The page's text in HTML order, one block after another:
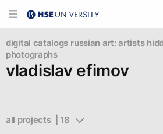
digital catalogs russian art: artists
photographs
vladislav efimov
all projects  | 18